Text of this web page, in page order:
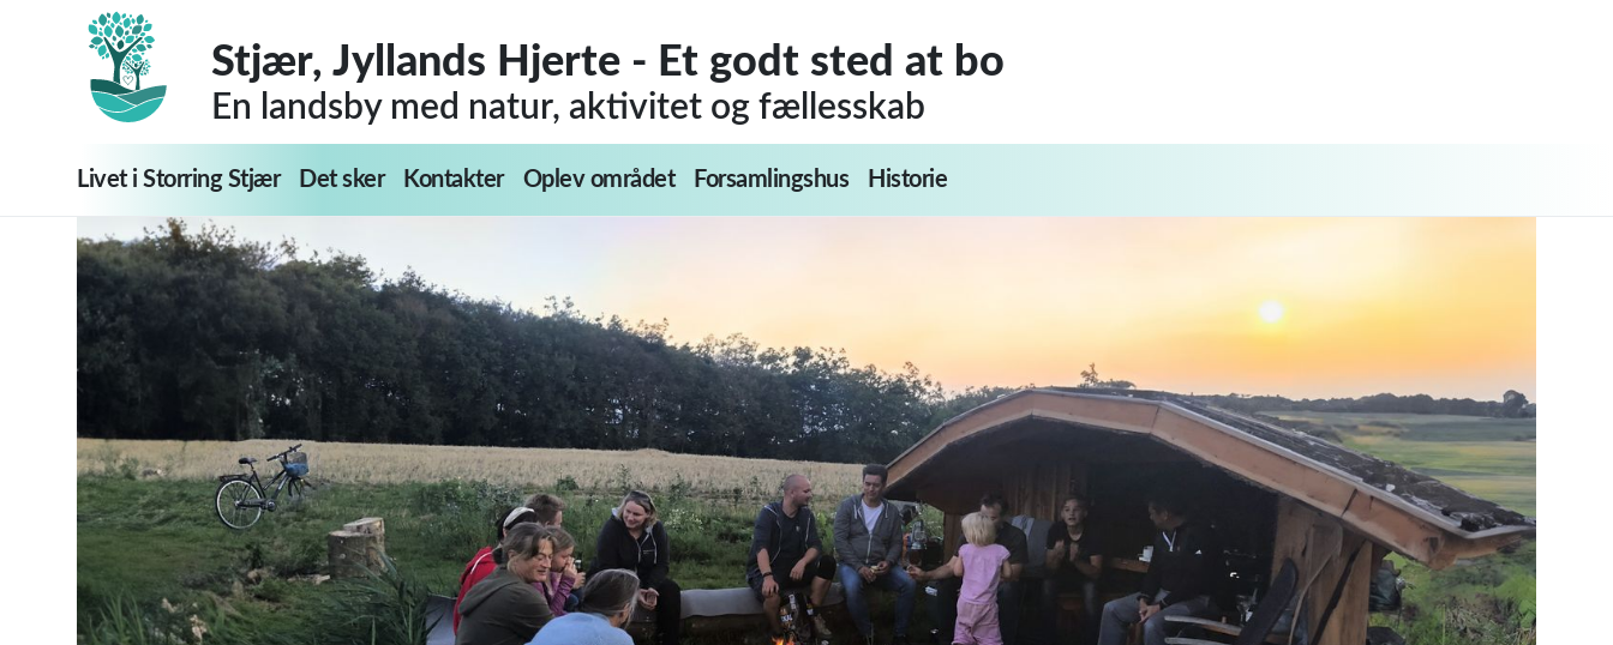
Stjær, Jyllands Hjerte - Et godt sted at bo
En landsby med natur, aktivitet og fællesskab
Livet i Storring Stjær Det sker Kontakter Oplev området Forsamlingshus Historie